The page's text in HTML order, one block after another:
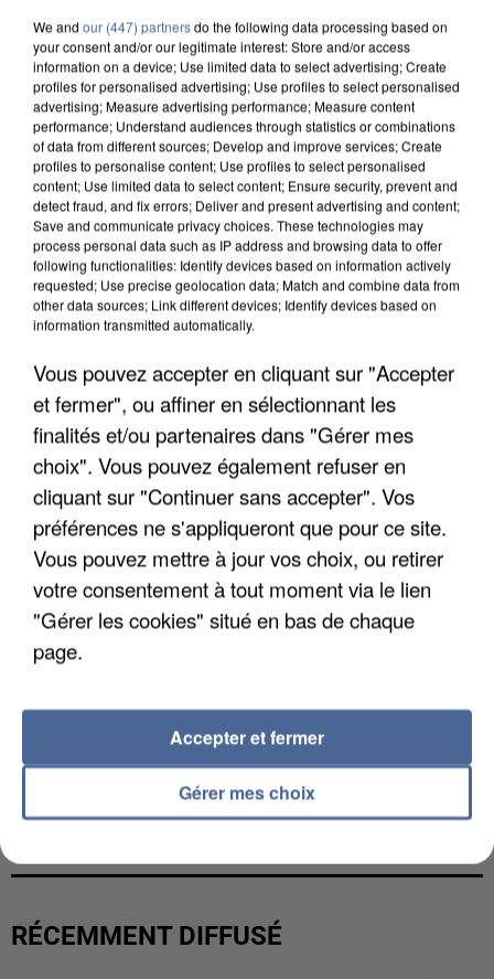
APRÈS TOUTES CES CANICULES, LES REFUGES
DE FAUNE SAUVAGE SONT...
L’UN DES FONDATEURS SUPPOSÉS DE LA DZ
MAFIA INTERPELLÉ EN ALGÉRIE
RÉCEMMENT DIFFUSÉ
We and our (447) partnersdo the following data processing based on
your consent and/or our legitimate interest: Store and/or access
information on a device; Use limited data to select advertising; Create
profiles for personalised advertising; Use profiles to select personalised
advertising; Measure advertising performance; Measure content
performance; Understand audiences through statistics or combinations
of data from different sources; Develop and improve services; Create
profiles to personalise content; Use profiles to select personalised
content; Use limited data to select content; Ensure security, prevent and
detect fraud, and fix errors; Deliver and present advertising and content;
Save and communicate privacy choices. These technologies may
process personal data such as IP address and browsing data to offer
following functionalities: Identify devices based on information actively
requested; Use precise geolocation data; Match and combine data from
other data sources; Link different devices; Identify devices based on
information transmitted automatically.
Vous pouvez accepter en cliquant sur "Accepter
et fermer", ou affiner en sélectionnant les
finalités et/ou partenaires dans "Gérer mes
choix". Vous pouvez également refuser en
cliquant sur "Continuer sans accepter". Vos
préférences ne s'appliqueront que pour ce site.
Vous pouvez mettre à jour vos choix, ou retirer
votre consentement à tout moment via le lien
"Gérer les cookies" situé en bas de chaque
page.
Gérer mes choix
Accepter et fermer